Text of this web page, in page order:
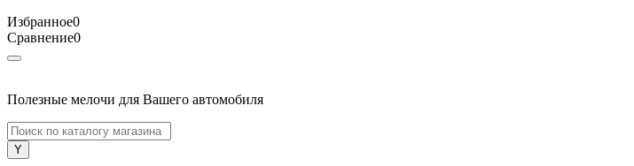
Избранное0
Сравнение0
Полезные мелочи для Вашего автомобиля